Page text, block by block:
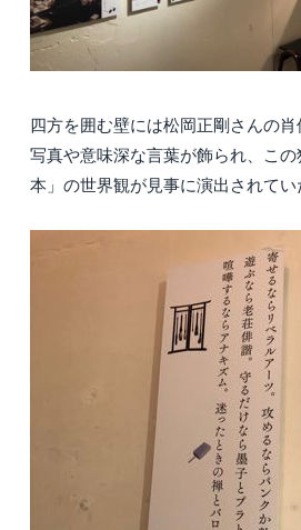
四方を囲む壁には松岡正剛さんの
写真や意味深な言葉が飾られ、こ
本」の世界観が見事に演出されてい